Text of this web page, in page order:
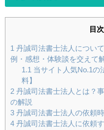
目次
1 丹誠司法書士法人につい
例・感想・体験談を交えて
1.1 当サイト人気No.1の
料】
2 丹誠司法書士法人とは？
の解説
3 丹誠司法書士法人の依頼
4 丹誠司法書士法人に依頼